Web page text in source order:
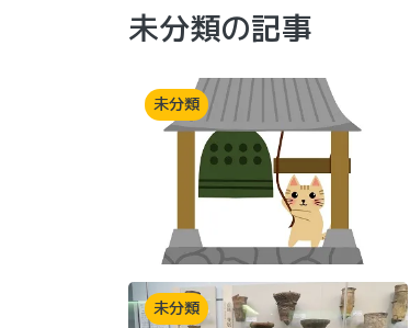
未分類の記事
未分類
未分類